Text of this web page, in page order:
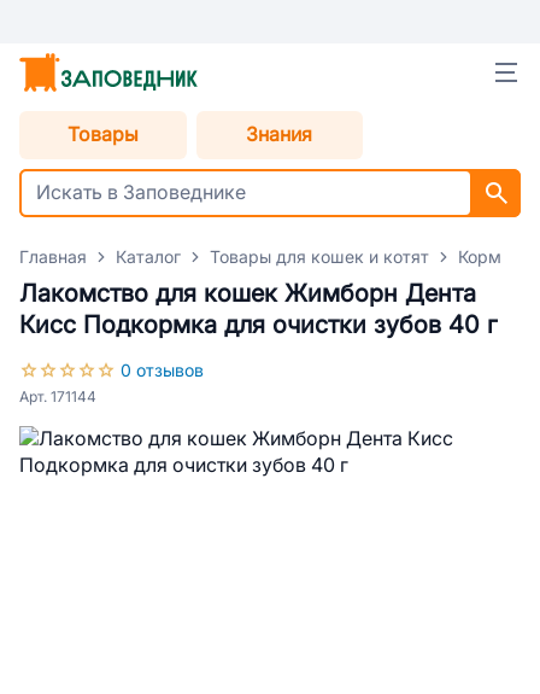
Товары Знания
Главная Каталог Товары для кошек и котят Корм
Лакомство для кошек Жимборн Дента
Кисс Подкормка для очистки зубов 40 г
0 отзывов
Арт. 171144